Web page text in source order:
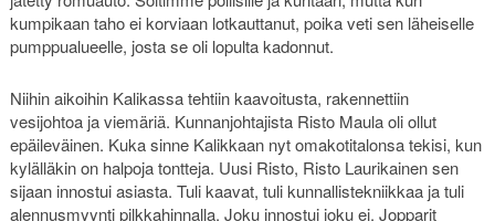
kumpikaan taho ei korviaan lotkauttanut, poika veti sen läheiselle
pumppualueelle, josta se oli lopulta kadonnut.
Niihin aikoihin Kalikassa tehtiin kaavoitusta, rakennettiin
vesijohtoa ja viemäriä. Kunnanjohtajista Risto Maula oli ollut
epäileväinen. Kuka sinne Kalikkaan nyt omakotitalonsa tekisi, kun
kylälläkin on halpoja tontteja. Uusi Risto, Risto Laurikainen sen
sijaan innostui asiasta. Tuli kaavat, tuli kunnallistekniikkaa ja tuli
alennusmyynti pilkkahinnalla. Joku innostui joku ei. Jopparit